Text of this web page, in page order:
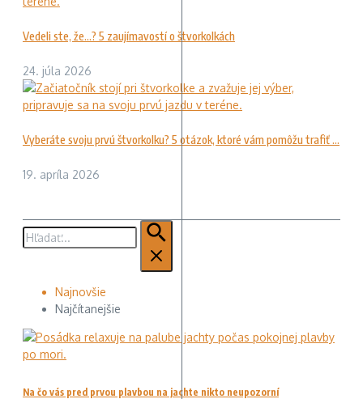
Vedeli ste, že…? 5 zaujímavostí o štvorkolkách
24. júla 2026
Vyberáte svoju prvú štvorkolku? 5 otázok, ktoré vám pomôžu trafiť ...
19. apríla 2026
Hľadať:
Najnovšie
Najčítanejšie
Na čo vás pred prvou plavbou na jachte nikto neupozorní